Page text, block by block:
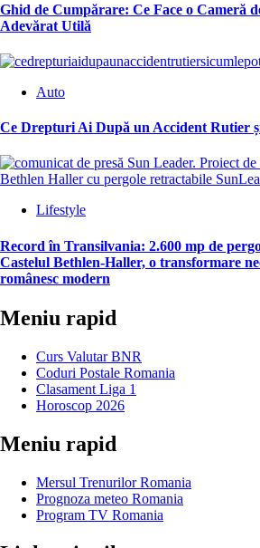
Ghid de Cumpărare: Ce Face o Cameră
Adevărat Utilă
Auto
Ce Drepturi Ai După un Accident Rutier
Lifestyle
Record în Transilvania: 2.600 mp de
Castelul Bethlen-Haller, o transformare
românesc modern
Meniu rapid
Curs Valutar BNR
Coduri Postale Romania
Clasament Liga 1
Horoscop 2026
Meniu rapid
Mersul Trenurilor Romania
Prognoza meteo Romania
Program TV Romania